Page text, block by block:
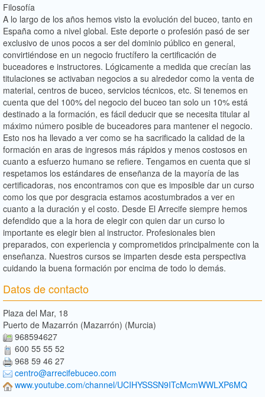
Filosofía
A lo largo de los años hemos visto la evolución del buceo, tanto en
España como a nivel global. Este deporte o profesión pasó de ser
exclusivo de unos pocos a ser del dominio público en general,
convirtiéndose en un negocio fructífero la certificación de
buceadores e instructores. Lógicamente a medida que crecían las
titulaciones se activaban negocios a su alrededor como la venta de
material, centros de buceo, servicios técnicos, etc. Si tenemos en
cuenta que del 100% del negocio del buceo tan solo un 10% está
destinado a la formación, es fácil deducir que se necesita titular al
máximo número posible de buceadores para mantener el negocio.
Esto nos ha llevado a ver como se ha sacrificado la calidad de la
formación en aras de ingresos más rápidos y menos costosos en
cuanto a esfuerzo humano se refiere. Tengamos en cuenta que si
respetamos los estándares de enseñanza de la mayoría de las
certificadoras, nos encontramos con que es imposible dar un curso
como los que por desgracia estamos acostumbrados a ver en
cuanto a la duración y el costo. Desde El Arrecife siempre hemos
defendido que a la hora de elegir con quien dar un curso lo
importante es elegir bien al instructor. Profesionales bien
preparados, con experiencia y comprometidos principalmente con la
enseñanza. Nuestros cursos se imparten desde esta perspectiva
cuidando la buena formación por encima de todo lo demás.
Datos de contacto
Plaza del Mar, 18
Puerto de Mazarrón (Mazarrón) (Murcia)
968594627
600 55 55 52
968 59 46 27
centro@arrecifebuceo.com
www.youtube.com/channel/UCIHYSSSN9ITcMcmWWLXP6MQ